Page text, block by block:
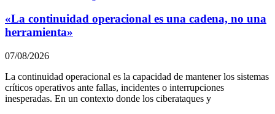
«La continuidad operacional es una cadena, no una
herramienta»
07/08/2026
La continuidad operacional es la capacidad de mantener los sistemas
críticos operativos ante fallas, incidentes o interrupciones
inesperadas. En un contexto donde los ciberataques y